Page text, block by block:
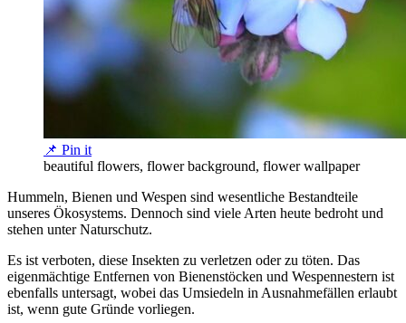
📌 Pin it
beautiful flowers, flower background, flower wallpaper
Hummeln, Bienen und Wespen sind wesentliche Bestandteile
unseres Ökosystems. Dennoch sind viele Arten heute bedroht und
stehen unter Naturschutz.
Es ist verboten, diese Insekten zu verletzen oder zu töten. Das
eigenmächtige Entfernen von Bienenstöcken und Wespennestern ist
ebenfalls untersagt, wobei das Umsiedeln in Ausnahmefällen erlaubt
ist, wenn gute Gründe vorliegen.